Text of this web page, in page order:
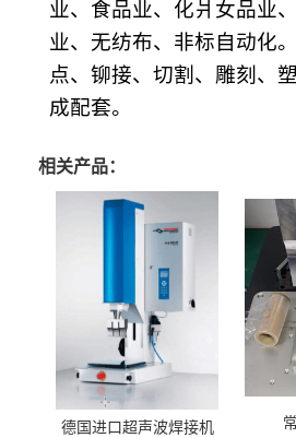
业、食品业、化爿女品业
业、无纺布、非标自动化
点、铆接、切割、雕刻、
成配套。
相关产品：
德国进口超声波焊接机